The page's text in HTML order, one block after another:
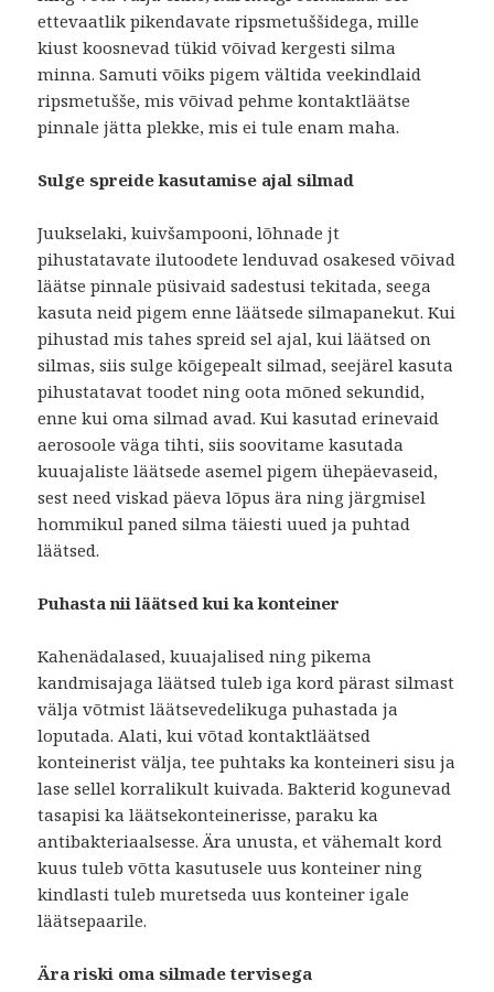
ettevaatlik pikendavate ripsmetuššidega, mille
kiust koosnevad tükid võivad kergesti silma
minna. Samuti võiks pigem vältida veekindlaid
ripsmetušše, mis võivad pehme kontaktläätse
pinnale jätta plekke, mis ei tule enam maha.
Sulge spreide kasutamise ajal silmad
Juukselaki, kuivšampooni, lõhnade jt
pihustatavate ilutoodete lenduvad osakesed võivad
läätse pinnale püsivaid sadestusi tekitada, seega
kasuta neid pigem enne läätsede silmapanekut. Kui
pihustad mis tahes spreid sel ajal, kui läätsed on
silmas, siis sulge kõigepealt silmad, seejärel kasuta
pihustatavat toodet ning oota mõned sekundid,
enne kui oma silmad avad. Kui kasutad erinevaid
aerosoole väga tihti, siis soovitame kasutada
kuuajaliste läätsede asemel pigem ühepäevaseid,
sest need viskad päeva lõpus ära ning järgmisel
hommikul paned silma täiesti uued ja puhtad
läätsed.
Puhasta nii läätsed kui ka konteiner
Kahenädalased, kuuajalised ning pikema
kandmisajaga läätsed tuleb iga kord pärast silmast
välja võtmist läätsevedelikuga puhastada ja
loputada. Alati, kui võtad kontaktläätsed
konteinerist välja, tee puhtaks ka konteineri sisu ja
lase sellel korralikult kuivada. Bakterid kogunevad
tasapisi ka läätsekonteinerisse, paraku ka
antibakteriaalsesse. Ära unusta, et vähemalt kord
kuus tuleb võtta kasutusele uus konteiner ning
kindlasti tuleb muretseda uus konteiner igale
läätsepaarile.
Ära riski oma silmade tervisega